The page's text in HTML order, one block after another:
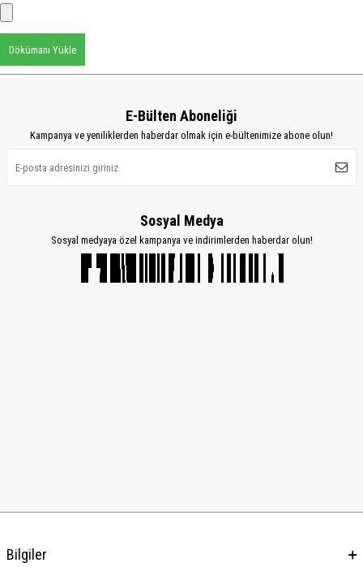
Dökümanı Yükle
E-Bülten Aboneliği
Kampanya ve yeniliklerden haberdar olmak için e-bültenimize abone olun!
Sosyal Medya
Sosyal medyaya özel kampanya ve indirimlerden haberdar olun!
Bilgiler